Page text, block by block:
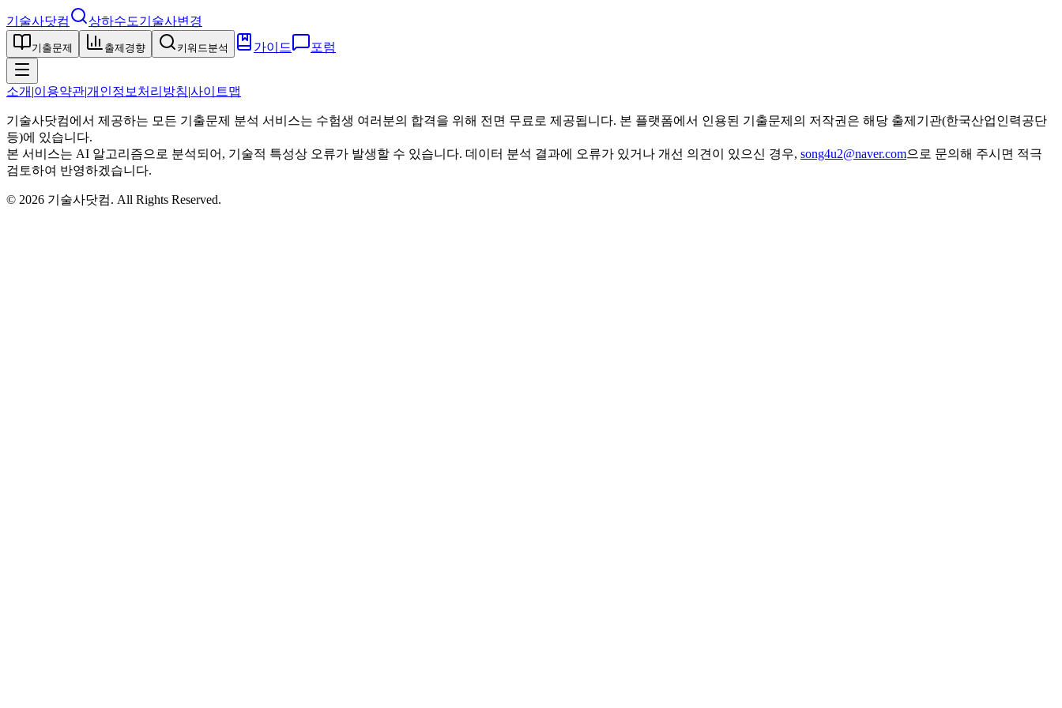
기술사닷컴 상하수도기술사변경
기출문제 출제경향 키워드분석 가이드 포럼
소개 |이용약관|개인정보처리방침|사이트맵
기술사닷컴에서 제공하는 모든 기출문제 분석 서비스는 수험생 여러분의 합격을 위해 전면 무료로 제공됩니다. 본 플랫폼에서 인용된 기출문제의 저작권은 해당 출제기관(한국산업인력공단
등)에 있습니다.
본 서비스는 AI 알고리즘으로 분석되어, 기술적 특성상 오류가 발생할 수 있습니다. 데이터 분석 결과에 오류가 있거나 개선 의견이 있으신 경우, song4u2@naver.com으로 문의해 주시면 적극
검토하여 반영하겠습니다.
© 2026 기술사닷컴. All Rights Reserved.